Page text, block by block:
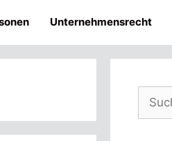
Unternehmensrecht
nach: